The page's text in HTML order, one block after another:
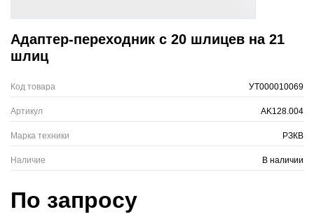
Адаптер-переходник с 20 шлицев на 21
шлиц
Код товара УТ000010069
Артикул AK128.004
Марка техники РЗКВ
Наличие В наличии
По запросу